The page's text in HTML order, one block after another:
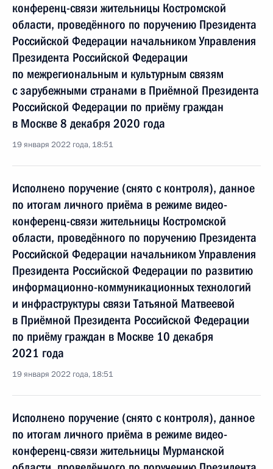
конференц-связи жительницы Костромской
области, проведённого по поручению Президента
Российской Федерации начальником Управления
Президента Российской Федерации
по межрегиональным и культурным связям
с зарубежными странами в Приёмной Президента
Российской Федерации по приёму граждан
в Москве 8 декабря 2020 года
19 января 2022 года, 18:51
Исполнено поручение (снято с контроля), данное
по итогам личного приёма в режиме видео-
конференц-связи жительницы Костромской
области, проведённого по поручению Президента
Российской Федерации начальником Управления
Президента Российской Федерации по развитию
информационно-коммуникационных технологий
и инфраструктуры связи Татьяной Матвеевой
в Приёмной Президента Российской Федерации
по приёму граждан в Москве 10 декабря
2021 года
19 января 2022 года, 18:51
Исполнено поручение (снято с контроля), данное
по итогам личного приёма в режиме видео-
конференц-связи жительницы Мурманской